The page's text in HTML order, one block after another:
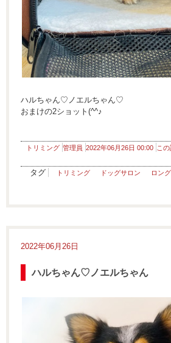
ハルちゃん♡ノエルちゃん♡
おまけの2ショット(^^♪
トリミング 管理員 2022年06月26日 00:00 こ
タグ トリミング ドッグサロン ロン
2022年06月26日
ハルちゃん♡ノエルちゃん